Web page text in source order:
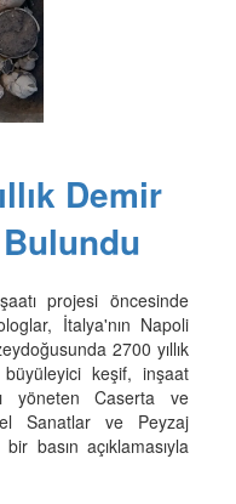
Demir
projesi öncesinde
İtalya'nın Napoli
2700 yıllık
keşif, inşaat
yöneten Caserta ve
Sanatlar ve Peyzaj
basın açıklamasıyla